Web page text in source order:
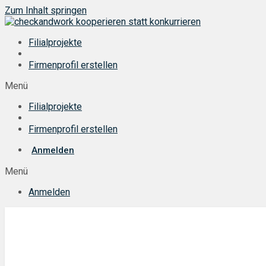
Zum Inhalt springen
Filialprojekte
Firmenprofil erstellen
Menü
Filialprojekte
Firmenprofil erstellen
Anmelden
Menü
Anmelden